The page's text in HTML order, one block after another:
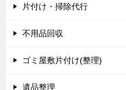
片付け・掃除代行
不用品回収
ゴミ屋敷片付け(整理)
遺品整理